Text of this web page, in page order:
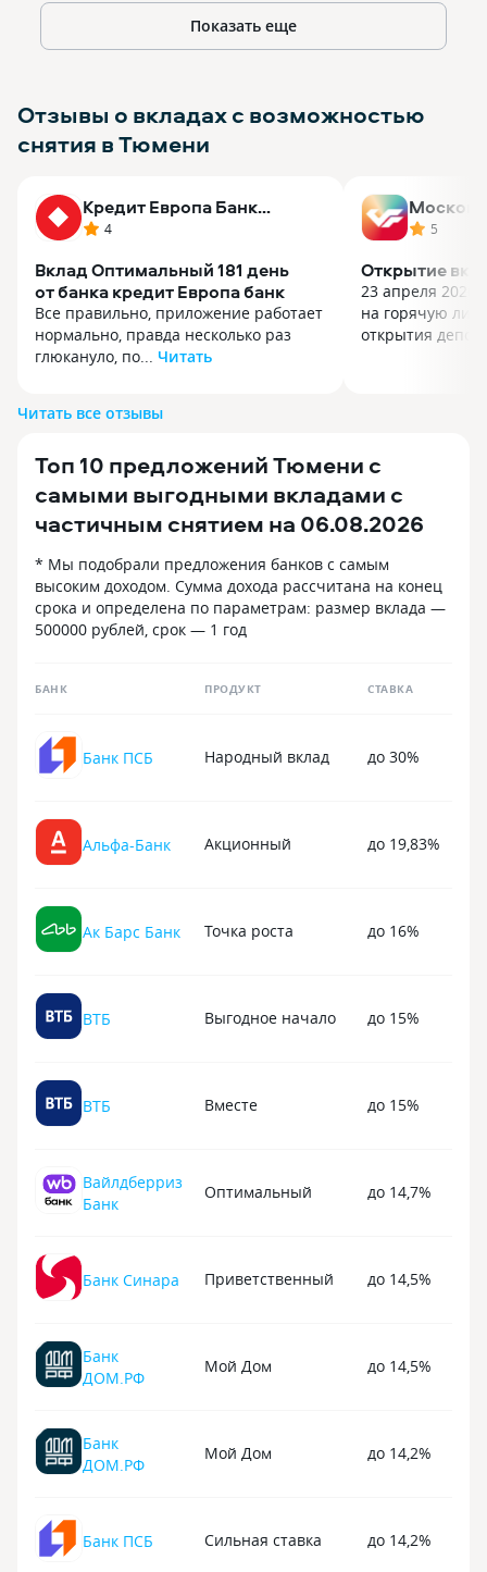
Показать еще
Отзывы о вкладах с возможностью
снятия в Тюмени
Кредит Европа Банк
(Россия)
4
Вклад Оптимальный 181 день
от банка кредит Европа банк
Все правильно, приложение работает
нормально, правда несколько раз
глюкануло, по... Читать
глюкануло, посыпались смс
пришлось перезагрузить телефон.
Можно снимать наличные из любого
банкомата без комиссии. Кэшбэк 1,5
на всё и 5 на три категории каждый
не устраивает, так это ставки
по вкладам, ниже чем в других и всего
2 продукта. Мало офисов,
а банкоматов почти нет кроме
турок.
Банк
5
Открытие
23 апреля 2026
на горячую
открытия
Ответила
и рассказала
открытия, по
что начисление
случае не
и пролонгация,
денежные
и разъяснено,
за помощь.
Читать все отзывы
Топ 10 предложений Тюмени с
самыми выгодными вкладами с
частичным снятием на 06.08.2026
* Мы подобрали предложения банков с самым
высоким доходом. Сумма дохода рассчитана на конец
срока и определена по параметрам: размер вклада —
500000 рублей, срок — 1 год
БАНК ПРОДУКТ СТАВКА
Банк ПСБ Народный вклад до 30%
Альфа-Банк Акционный до 19,83%
Ак Барс Банк Точка роста до 16%
ВТБ Выгодное начало до 15%
ВТБ Вместе до 15%
Вайлдберриз
Банк
Оптимальный до 14,7%
Банк Синара Приветственный до 14,5%
Банк
ДОМ.РФ
Мой Дом до 14,5%
Банк
ДОМ.РФ
Мой Дом до 14,2%
Банк ПСБ Сильная ставка до 14,2%